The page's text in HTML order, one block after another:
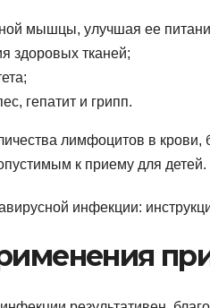
мышцы, улучшая ее
здоровых тканей;
гепатит и грипп.
лимфоцитов в
к приему для детей.